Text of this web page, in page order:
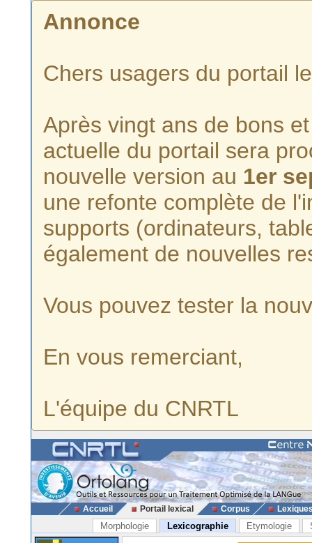
Annonce
Chers usagers du portail
Après vingt ans de bons
actuelle du portail sera
nouvelle version au 1er
une refonte complète de
supports (ordinateurs,
également de nouvelles
Vous pouvez tester la
En vous remerciant,
L'équipe du CNRTL
Accueil Portail lexical Corpus
Morphologie Lexicographie Etymologie